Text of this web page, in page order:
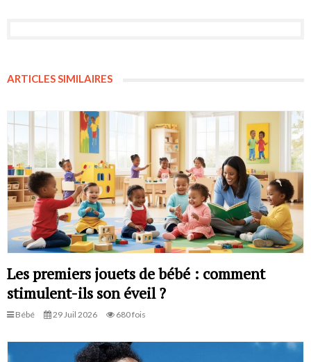
ARTICLES SIMILAIRES
Les premiers jouets de bébé : comment
stimulent-ils son éveil ?
Bébé 29 Juil 2026 680 fois